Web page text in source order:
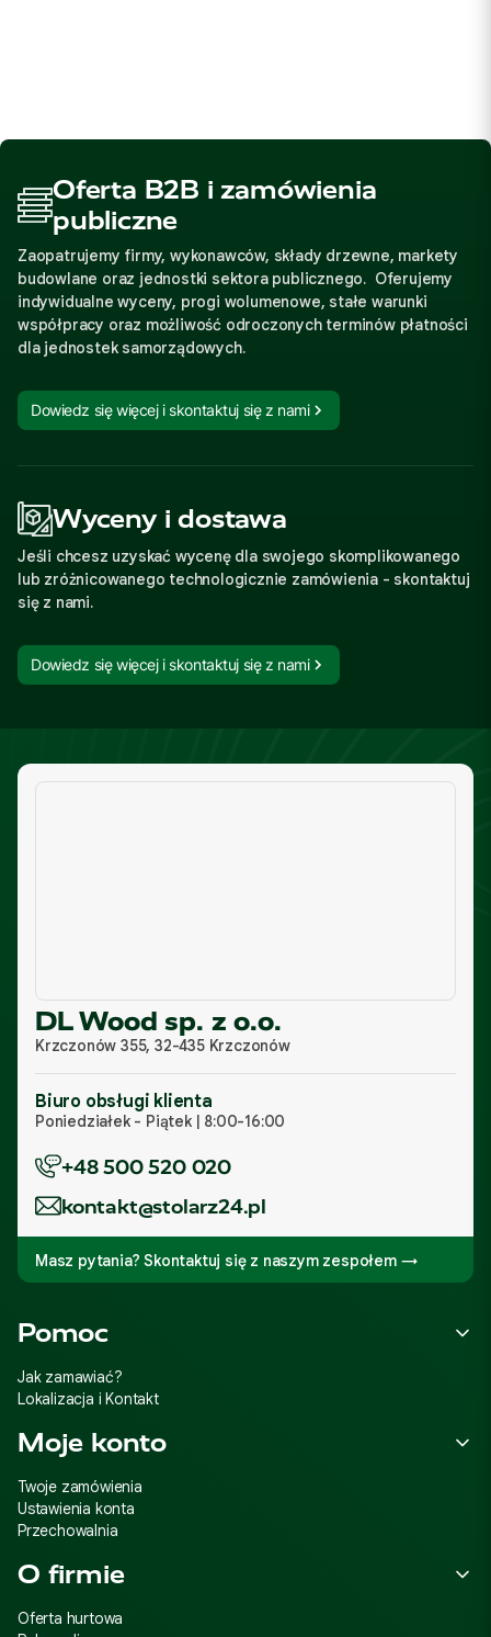
Oferta B2B i zamówienia
publiczne
Zaopatrujemy firmy, wykonawców, składy drzewne, markety
budowlane oraz jednostki sektora publicznego. Oferujemy
indywidualne wyceny, progi wolumenowe, stałe warunki
współpracy oraz możliwość odroczonych terminów płatności
dla jednostek samorządowych.
Dowiedz się więcej i skontaktuj się z nami
Wyceny i dostawa
Jeśli chcesz uzyskać wycenę dla swojego skomplikowanego
lub zróżnicowanego technologicznie zamówienia - skontaktuj
się z nami.
Dowiedz się więcej i skontaktuj się z nami
DL Wood sp. z o.o.
Krzczonów 355, 32-435 Krzczonów
Biuro obsługi klienta
Poniedziałek - Piątek | 8:00-16:00
+48 500 520 020
kontakt@stolarz24.pl
Masz pytania? Skontaktuj się z naszym zespołem →
Linki w stopce
Pomoc
Jak zamawiać?
Lokalizacja i Kontakt
Moje konto
Twoje zamówienia
Ustawienia konta
Przechowalnia
O firmie
Oferta hurtowa